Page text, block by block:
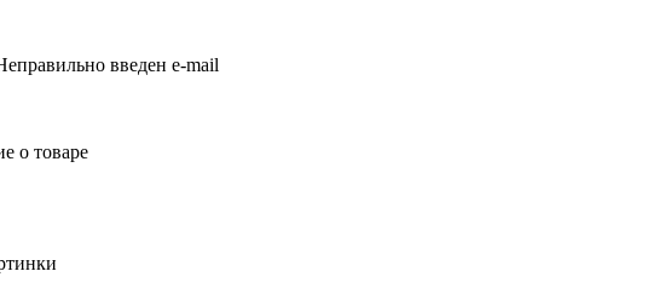
введен e-mail
о товаре